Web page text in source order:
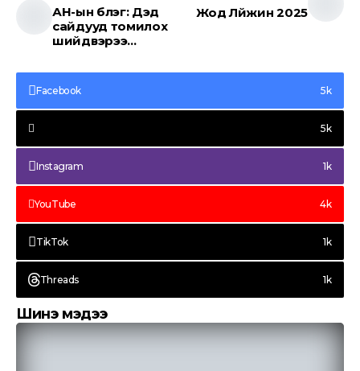
АН-ын бүлэг: Дэд
сайдууд томилох
шийдвэрээ
Засгийн газрыг
огцруулна
Жод Лүйжин 2025
Facebook 5k
5k
Instagram 1k
YouTube 4k
TikTok 1k
Threads 1k
Шинэ мэдээ